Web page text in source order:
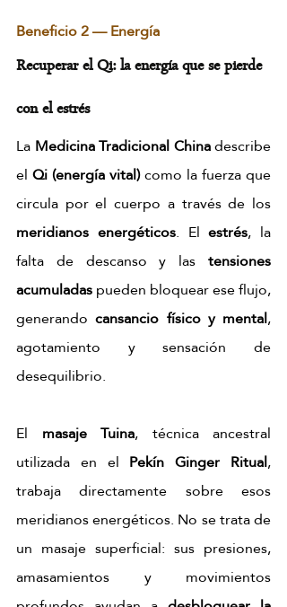
Beneficio 2 — Energía
Recuperar el Qi: la energía que se pierde
con el estrés
La Medicina Tradicional China describe
el Qi (energía vital) como la fuerza que
meridianos energéticos. El estrés, la
falta de descanso y las tensiones
acumuladas pueden bloquear ese flujo,
generando cansancio físico y mental,
agotamiento y sensación de
desequilibrio.
El masaje Tuina, técnica ancestral
utilizada en el Pekín Ginger Ritual,
trabaja directamente sobre esos
meridianos energéticos. No se trata de
un masaje superficial: sus presiones,
amasamientos y movimientos